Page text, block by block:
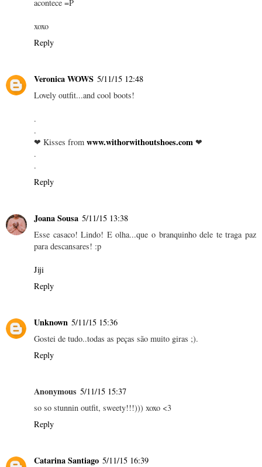
acontece =P
xoxo
Reply
Veronica WOWS 5/11/15 12:48
Lovely outfit...and cool boots!
.
.
❤ Kisses from www.withorwithoutshoes.com ❤
.
.
Reply
Joana Sousa 5/11/15 13:38
Esse casaco! Lindo! E olha...que o branquinho dele te traga paz
para descansares! :p
Jiji
Reply
Unknown 5/11/15 15:36
Gostei de tudo..todas as peças são muito giras ;).
Reply
Anonymous 5/11/15 15:37
so so stunnin outfit, sweety!!!))) xoxo <3
Reply
Catarina Santiago 5/11/15 16:39